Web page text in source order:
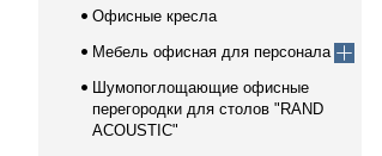
Офисные кресла
Мебель офисная для персонала
Шумопоглощающие офисные
перегородки для столов "RAND
ACOUSTIC"